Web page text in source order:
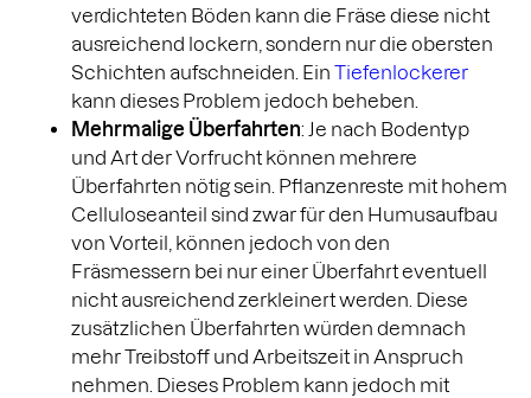
verdichteten Böden kann die Fräse diese nicht
ausreichend lockern, sondern nur die obersten
Schichten aufschneiden. Ein Tiefenlockerer
kann dieses Problem jedoch beheben.
Mehrmalige Überfahrten: Je nach Bodentyp
und Art der Vorfrucht können mehrere
Überfahrten nötig sein. Pflanzenreste mit hohem
Celluloseanteil sind zwar für den Humusaufbau
von Vorteil, können jedoch von den
Fräsmessern bei nur einer Überfahrt eventuell
nicht ausreichend zerkleinert werden. Diese
zusätzlichen Überfahrten würden demnach
mehr Treibstoff und Arbeitszeit in Anspruch
nehmen. Dieses Problem kann jedoch mit